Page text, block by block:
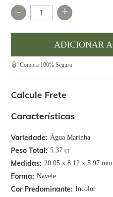
Características
Variedade Água Marinha
Peso Total 5.37 ct
Medidas 20.05 x 8.12 x 5.97 mm
Forma Navete
Cor Predominante Incolor
- +
Compra 100% Segura
Calcule Frete